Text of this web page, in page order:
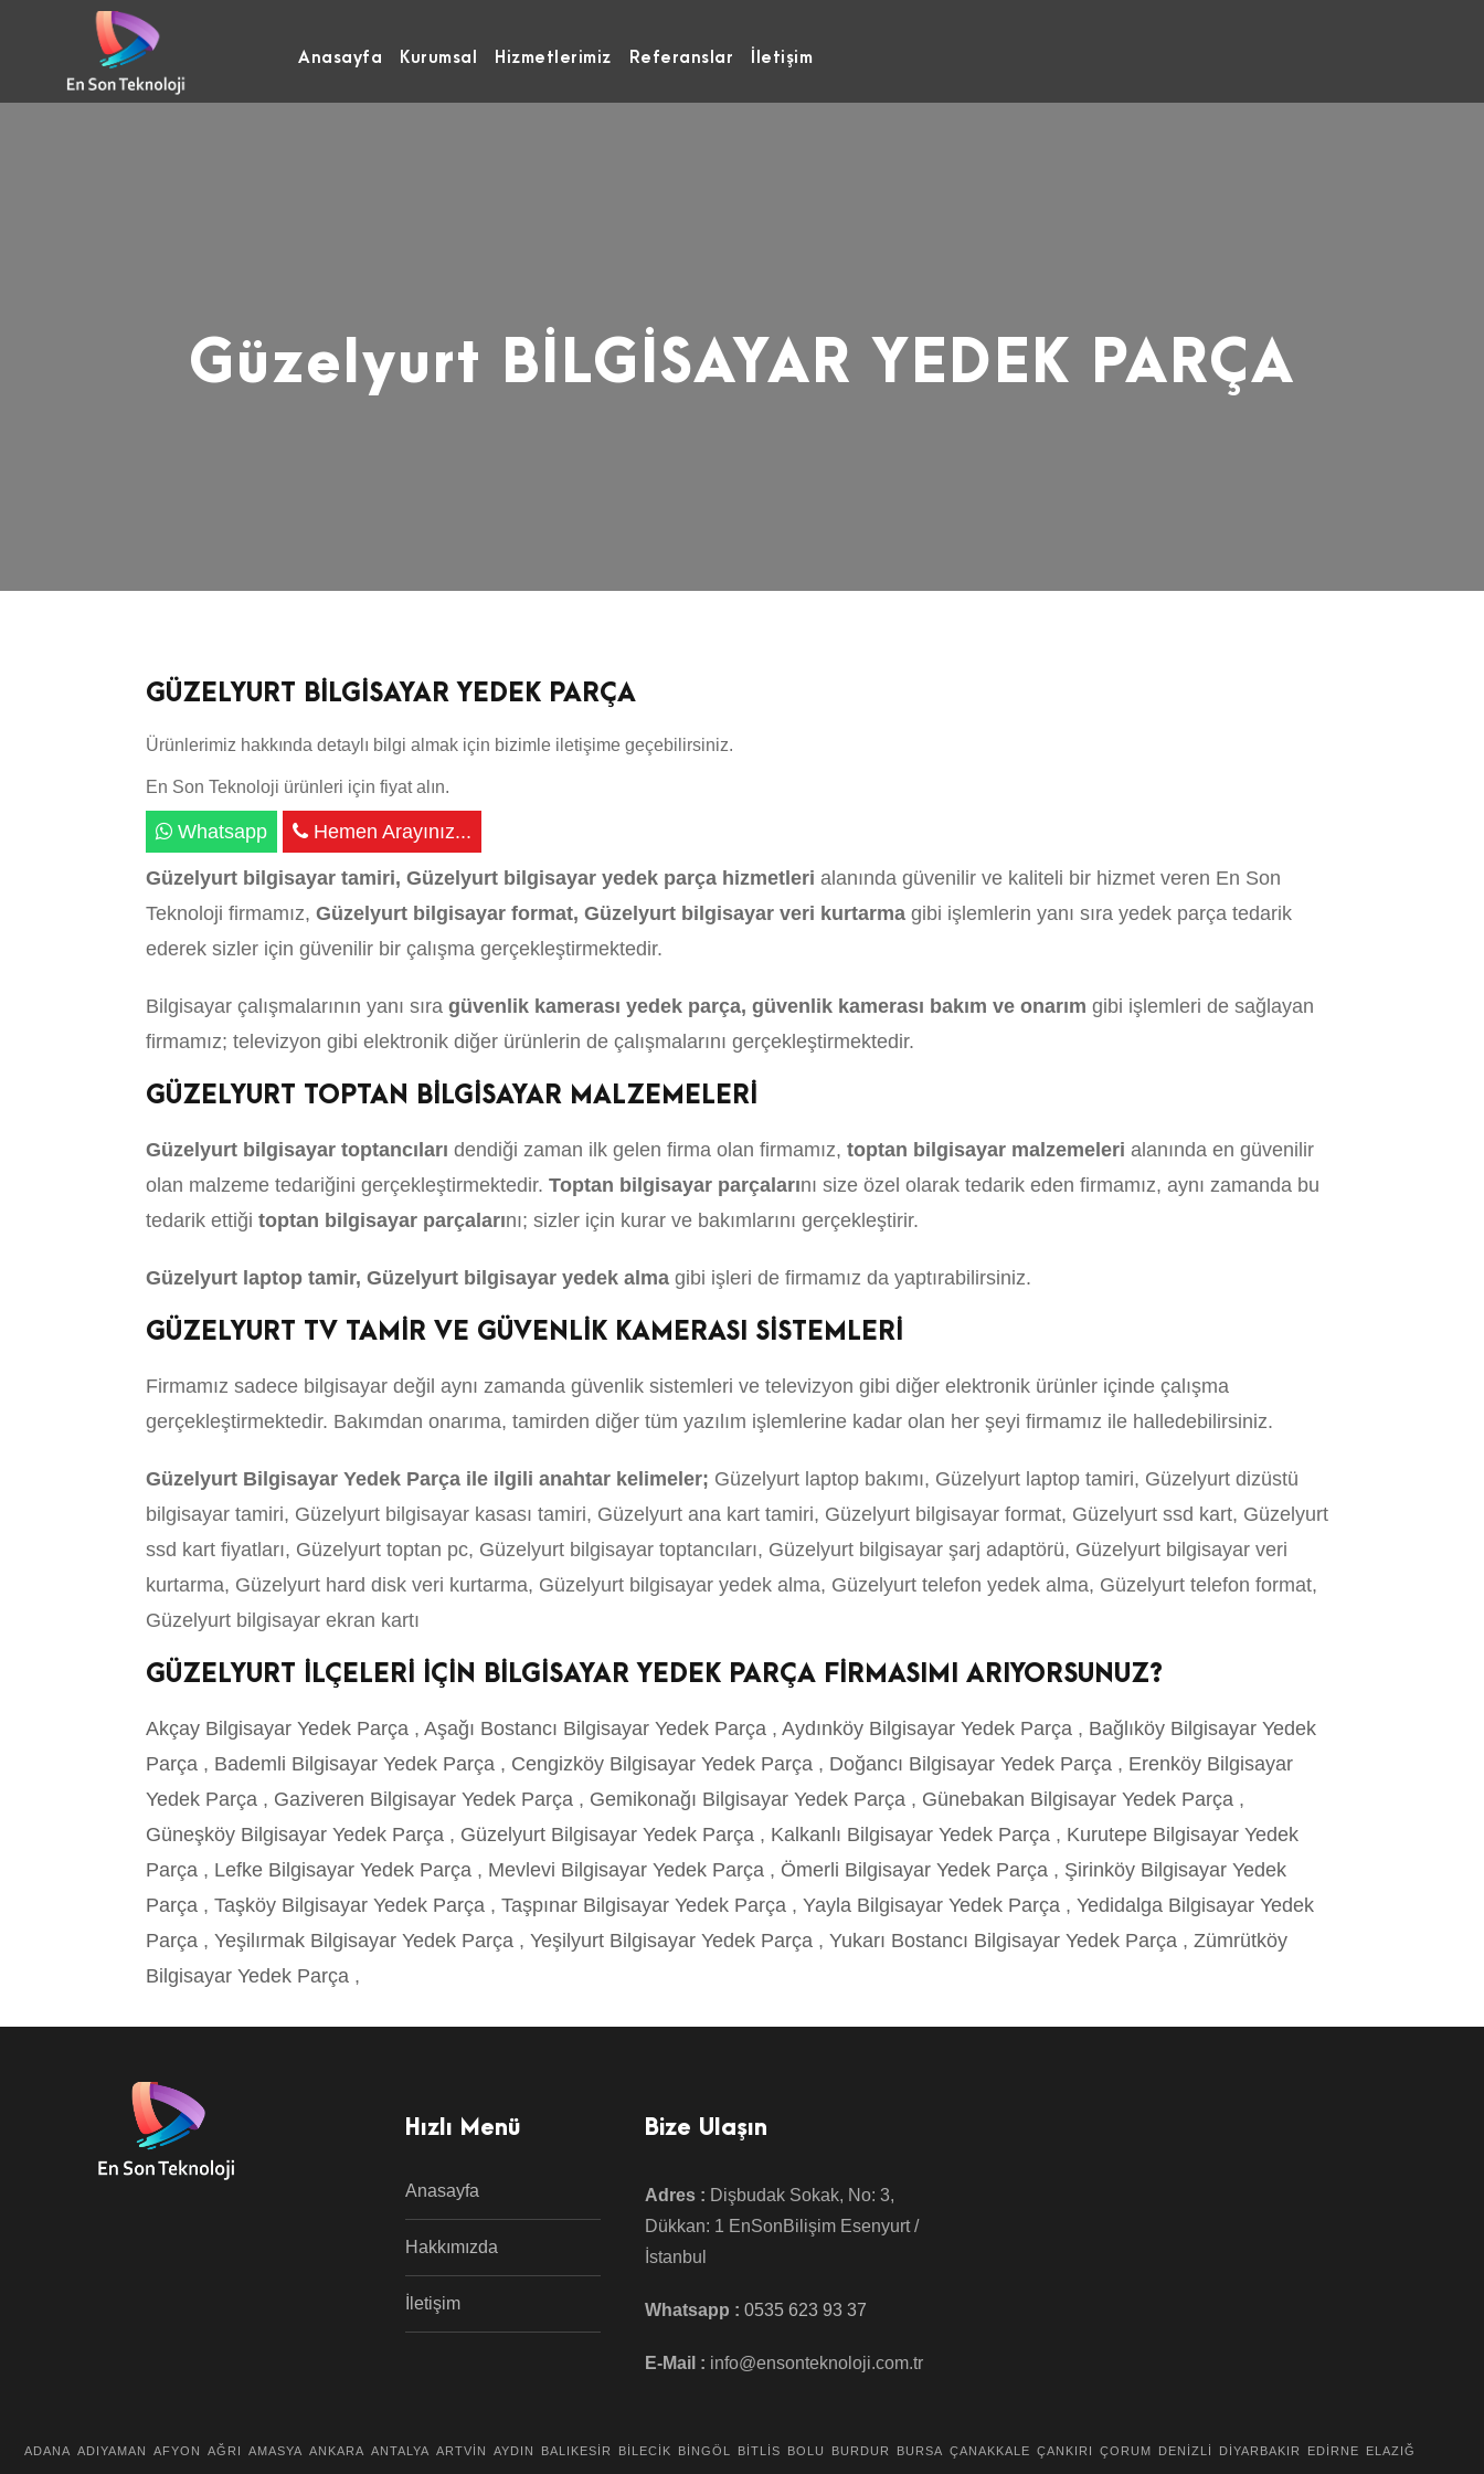
Anasayfa Kurumsal Hizmetlerimiz Referanslar İletişim
Güzelyurt BİLGİSAYAR YEDEK PARÇA
GÜZELYURT BİLGİSAYAR YEDEK PARÇA
Ürünlerimiz hakkında detaylı bilgi almak için bizimle iletişime geçebilirsiniz.
En Son Teknoloji ürünleri için fiyat alın.
Whatsapp Hemen Arayınız...
Güzelyurt bilgisayar tamiri, Güzelyurt bilgisayar yedek parça hizmetleri alanında güvenilir ve kaliteli bir hizmet veren En Son
Teknoloji firmamız, Güzelyurt bilgisayar format, Güzelyurt bilgisayar veri kurtarma gibi işlemlerin yanı sıra yedek parça tedarik
ederek sizler için güvenilir bir çalışma gerçekleştirmektedir.
Bilgisayar çalışmalarının yanı sıra güvenlik kamerası yedek parça, güvenlik kamerası bakım ve onarım gibi işlemleri de sağlayan
firmamız; televizyon gibi elektronik diğer ürünlerin de çalışmalarını gerçekleştirmektedir.
GÜZELYURT TOPTAN BİLGİSAYAR MALZEMELERİ
Güzelyurt bilgisayar toptancıları dendiği zaman ilk gelen firma olan firmamız, toptan bilgisayar malzemeleri alanında en güvenilir
olan malzeme tedariğini gerçekleştirmektedir. Toptan bilgisayar parçalarını size özel olarak tedarik eden firmamız, aynı zamanda bu
tedarik ettiği toptan bilgisayar parçalarını; sizler için kurar ve bakımlarını gerçekleştirir.
Güzelyurt laptop tamir, Güzelyurt bilgisayar yedek alma gibi işleri de firmamız da yaptırabilirsiniz.
GÜZELYURT TV TAMİR VE GÜVENLİK KAMERASI SİSTEMLERİ
Firmamız sadece bilgisayar değil aynı zamanda güvenlik sistemleri ve televizyon gibi diğer elektronik ürünler içinde çalışma
gerçekleştirmektedir. Bakımdan onarıma, tamirden diğer tüm yazılım işlemlerine kadar olan her şeyi firmamız ile halledebilirsiniz.
Güzelyurt Bilgisayar Yedek Parça ile ilgili anahtar kelimeler; Güzelyurt laptop bakımı, Güzelyurt laptop tamiri, Güzelyurt dizüstü
bilgisayar tamiri, Güzelyurt bilgisayar kasası tamiri, Güzelyurt ana kart tamiri, Güzelyurt bilgisayar format, Güzelyurt ssd kart, Güzelyurt
ssd kart fiyatları, Güzelyurt toptan pc, Güzelyurt bilgisayar toptancıları, Güzelyurt bilgisayar şarj adaptörü, Güzelyurt bilgisayar veri
kurtarma, Güzelyurt hard disk veri kurtarma, Güzelyurt bilgisayar yedek alma, Güzelyurt telefon yedek alma, Güzelyurt telefon format,
Güzelyurt bilgisayar ekran kartı
GÜZELYURT İLÇELERİ İÇİN BİLGİSAYAR YEDEK PARÇA FİRMASIMI ARIYORSUNUZ?
Akçay Bilgisayar Yedek Parça , Aşağı Bostancı Bilgisayar Yedek Parça , Aydınköy Bilgisayar Yedek Parça , Bağlıköy Bilgisayar Yedek
Parça , Bademli Bilgisayar Yedek Parça , Cengizköy Bilgisayar Yedek Parça , Doğancı Bilgisayar Yedek Parça , Erenköy Bilgisayar
Yedek Parça , Gaziveren Bilgisayar Yedek Parça , Gemikonağı Bilgisayar Yedek Parça , Günebakan Bilgisayar Yedek Parça ,
Güneşköy Bilgisayar Yedek Parça , Güzelyurt Bilgisayar Yedek Parça , Kalkanlı Bilgisayar Yedek Parça , Kurutepe Bilgisayar Yedek
Parça , Lefke Bilgisayar Yedek Parça , Mevlevi Bilgisayar Yedek Parça , Ömerli Bilgisayar Yedek Parça , Şirinköy Bilgisayar Yedek
Parça , Taşköy Bilgisayar Yedek Parça , Taşpınar Bilgisayar Yedek Parça , Yayla Bilgisayar Yedek Parça , Yedidalga Bilgisayar Yedek
Parça , Yeşilırmak Bilgisayar Yedek Parça , Yeşilyurt Bilgisayar Yedek Parça , Yukarı Bostancı Bilgisayar Yedek Parça , Zümrütköy
Bilgisayar Yedek Parça ,
Hızlı Menü
Anasayfa
Hakkımızda
İletişim
Bize Ulaşın
Adres : Dişbudak Sokak, No: 3,
Dükkan: 1 EnSonBilişim Esenyurt /
İstanbul
Whatsapp : 0535 623 93 37
E-Mail : info@ensonteknoloji.com.tr
ADANA ADIYAMAN AFYON AĞRI AMASYA ANKARA ANTALYA ARTVİN AYDIN BALIKESİR BİLECİK BİNGÖL BİTLİS BOLU BURDUR BURSA ÇANAKKALE ÇANKIRI ÇORUM DENİZLİ DİYARBAKIR EDİRNE ELAZIĞ